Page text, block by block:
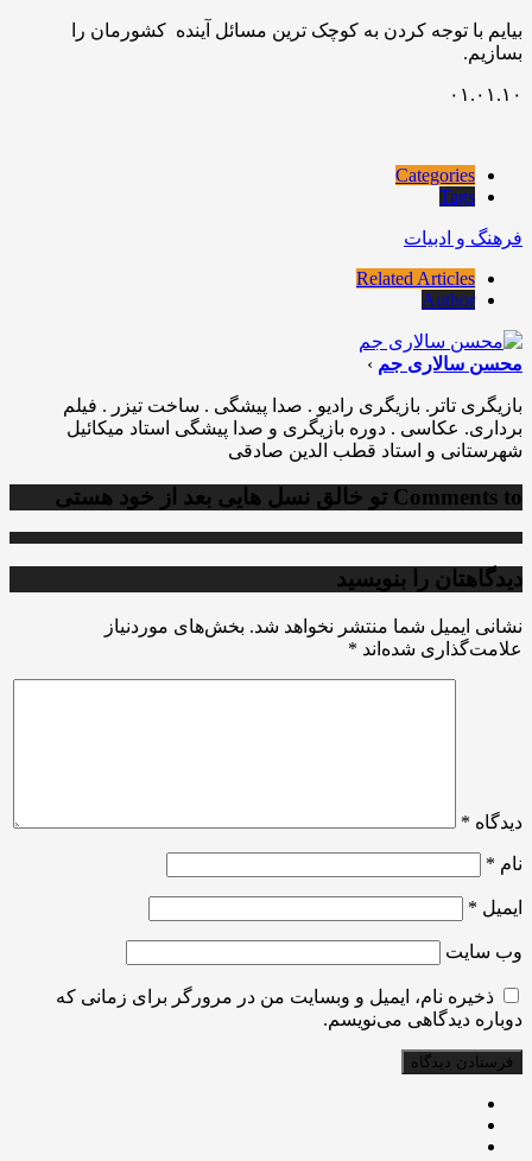
بیایم با توجه کردن به کوچک ترین مسائل آینده کشورمان را
بسازیم.
۰۱.۰۱.۱۰
Categories
Tags
فرهنگ و ادبیات
Related Articles
Author
محسن سالاری جم ›
بازیگری تاتر. بازیگری رادیو . صدا پیشگی . ساخت تیزر . فیلم
برداری. عکاسی . دوره بازیگری و صدا پیشگی استاد میکائیل
شهرستانی و استاد قطب الدین صادقی
Comments to تو خالق نسل هایی بعد از خود هستی
دیدگاهتان را بنویسید
نشانی ایمیل شما منتشر نخواهد شد. بخش‌های موردنیاز
علامت‌گذاری شده‌اند *
دیدگاه *
نام *
ایمیل *
وب‌ سایت
ذخیره نام، ایمیل و وبسایت من در مرورگر برای زمانی که
دوباره دیدگاهی می‌نویسم.